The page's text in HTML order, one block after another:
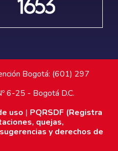
Bogotá: (601) 297
6-25 - Bogotá D.C.
uso | PQRSDF (Registra
quejas,
y derechos de